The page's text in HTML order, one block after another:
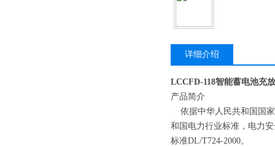
详细介绍
LCCFD-118智能蓄电池充
产品简介
依据中华人民共和国国家
和国电力行业标准，电力
标准DL/T724-2000。